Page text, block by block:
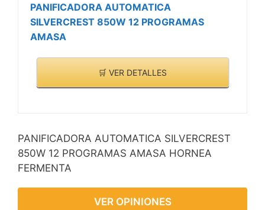
PANIFICADORA AUTOMATICA
SILVERCREST 850W 12 PROGRAMAS
AMASA
🛒 VER DETALLES
PANIFICADORA AUTOMATICA SILVERCREST
850W 12 PROGRAMAS AMASA HORNEA
FERMENTA
VER OPINIONES